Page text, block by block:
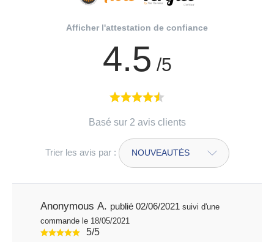
Afficher l'attestation de confiance
4.5 /5
Basé sur 2 avis clients
Trier les avis par :
Anonymous A. publié 02/06/2021 suivi d'une
commande le 18/05/2021
5/5